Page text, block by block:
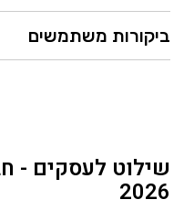
ביקורות משתמשים
שילוט לעסקים -
2026